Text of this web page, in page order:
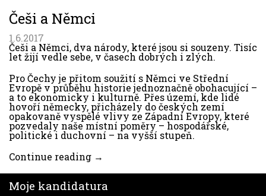
Češi a Němci
1.6.2017
Češi a Němci, dva národy, které jsou si souzeny. Tisíc
let žijí vedle sebe, v časech dobrých i zlých.
Pro Čechy je přitom soužití s Němci ve Střední
Evropě v průběhu historie jednoznačně obohacující –
a to ekonomicky i kulturně. Přes území, kde lidé
hovoří německy, přicházely do českých zemí
opakovaně vyspělé vlivy ze Západní Evropy, které
pozvedaly naše místní poměry – hospodářské,
politické i duchovní – na vyšší stupeň.
Continue reading →
Moje kandidatura